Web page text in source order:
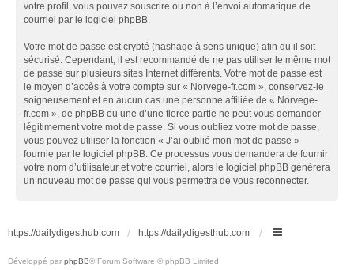
votre profil, vous pouvez souscrire ou non à l’envoi automatique de
courriel par le logiciel phpBB.
Votre mot de passe est crypté (hashage à sens unique) afin qu’il soit
sécurisé. Cependant, il est recommandé de ne pas utiliser le même mot
de passe sur plusieurs sites Internet différents. Votre mot de passe est
le moyen d’accès à votre compte sur « Norvege-fr.com », conservez-le
soigneusement et en aucun cas une personne affiliée de « Norvege-
fr.com », de phpBB ou une d’une tierce partie ne peut vous demander
légitimement votre mot de passe. Si vous oubliez votre mot de passe,
vous pouvez utiliser la fonction « J’ai oublié mon mot de passe »
fournie par le logiciel phpBB. Ce processus vous demandera de fournir
votre nom d’utilisateur et votre courriel, alors le logiciel phpBB générera
un nouveau mot de passe qui vous permettra de vous reconnecter.
https://dailydigesthub.com https://dailydigesthub.com
Développé par phpBB® Forum Software © phpBB Limited